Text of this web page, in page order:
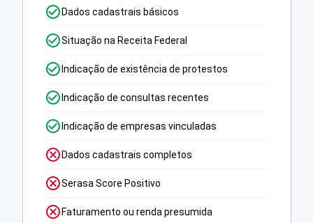
Dados cadastrais básicos
Situação na Receita Federal
Indicação de existência de protestos
Indicação de consultas recentes
Indicação de empresas vinculadas
Dados cadastrais completos
Serasa Score Positivo
Faturamento ou renda presumida